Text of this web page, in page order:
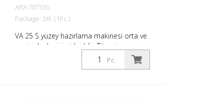
ARX-707335
Package: Stk. (1Pc.)
VA 25 S yüzey hazırlama makinesi orta ve
geniş alanlar için idealdir. Titreşim
sönümleme sistemi ve kademesiz derinlik
ayar cihazı ile donatılmış olan VA 25 S,
Pc.